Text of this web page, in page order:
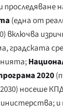
проследяване
(една от
включва
градската
2020
носеше
и